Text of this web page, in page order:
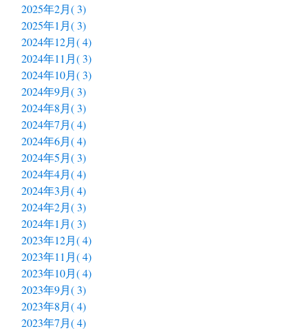
2025年2月( 3)
2025年1月( 3)
2024年12月( 4)
2024年11月( 3)
2024年10月( 3)
2024年9月( 3)
2024年8月( 3)
2024年7月( 4)
2024年6月( 4)
2024年5月( 3)
2024年4月( 4)
2024年3月( 4)
2024年2月( 3)
2024年1月( 3)
2023年12月( 4)
2023年11月( 4)
2023年10月( 4)
2023年9月( 3)
2023年8月( 4)
2023年7月( 4)